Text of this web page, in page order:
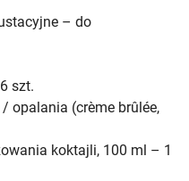
– do
szt.
opalania (crème brûlée,
koktajli, 100 ml – 1